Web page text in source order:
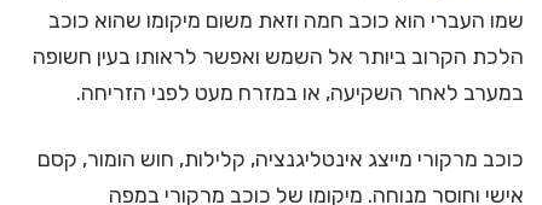
שמו העברי הוא כוכב חמה וזאת משום מיקומו שהוא כוכב
הלכת הקרוב ביותר אל השמש ואפשר לראותו בעין חשופה
במערב לאחר השקיעה, או במזרח מעט לפני הזריחה.
כוכב מרקורי מייצג אינטליגנציה, קלילות, חוש הומור, קסם
אישי וחוסר מנוחה. מיקומו של כוכב מרקורי במפה